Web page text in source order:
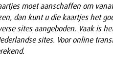
moet aanschaffen om
dan kunt u die kaartjes het
sites aangeboden. Vaak is
sites. Voor online